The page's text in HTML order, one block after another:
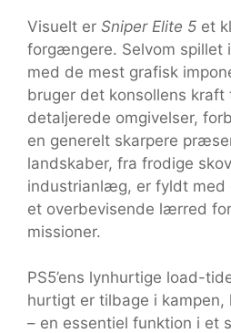
Visuelt er Sniper Elite 5 et
forgængere. Selvom spillet
med de mest grafisk
bruger det konsollens kraft
detaljerede omgivelser,
en generelt skarpere
landskaber, fra frodige
industrianlæg, er fyldt med
et overbevisende lærred
missioner.
PS5’ens lynhurtige load-
hurtigt er tilbage i kampen,
– en essentiel funktion i et